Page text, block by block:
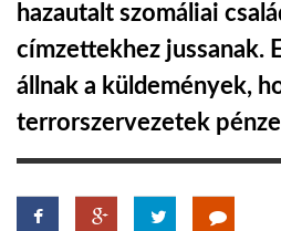
HÍR3D
hazautalt szomáliai
címzettekhez jussanak.
állnak a küldemények,
terrorszervezetek